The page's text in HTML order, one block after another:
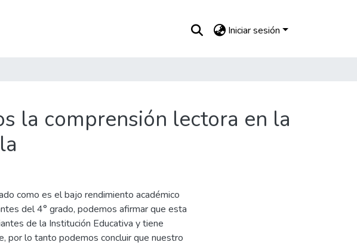
Iniciar sesión
la comprensión lectora en la
como es el bajo rendimiento académico
del 4° grado, podemos afirmar que esta
de la Institución Educativa y tiene
por lo tanto podemos concluir que nuestro